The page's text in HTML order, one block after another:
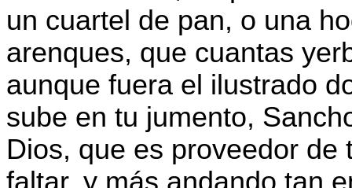
un cuartel de pan, o una
arenques, que cuantas
aunque fuera el ilustrado
sube en tu jumento,
Dios, que es proveedor